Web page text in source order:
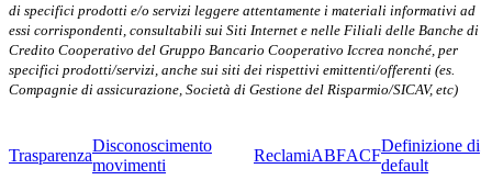
di specifici prodotti e/o servizi leggere attentamente i materiali informativi ad
essi corrispondenti, consultabili sui Siti Internet e nelle Filiali delle Banche di
Credito Cooperativo del Gruppo Bancario Cooperativo Iccrea nonché, per
specifici prodotti/servizi, anche sui siti dei rispettivi emittenti/offerenti (es.
Compagnie di assicurazione, Società di Gestione del Risparmio/SICAV, etc)
Trasparenza
Disconoscimento
movimenti
ReclamiABFACF
Definizione di
default